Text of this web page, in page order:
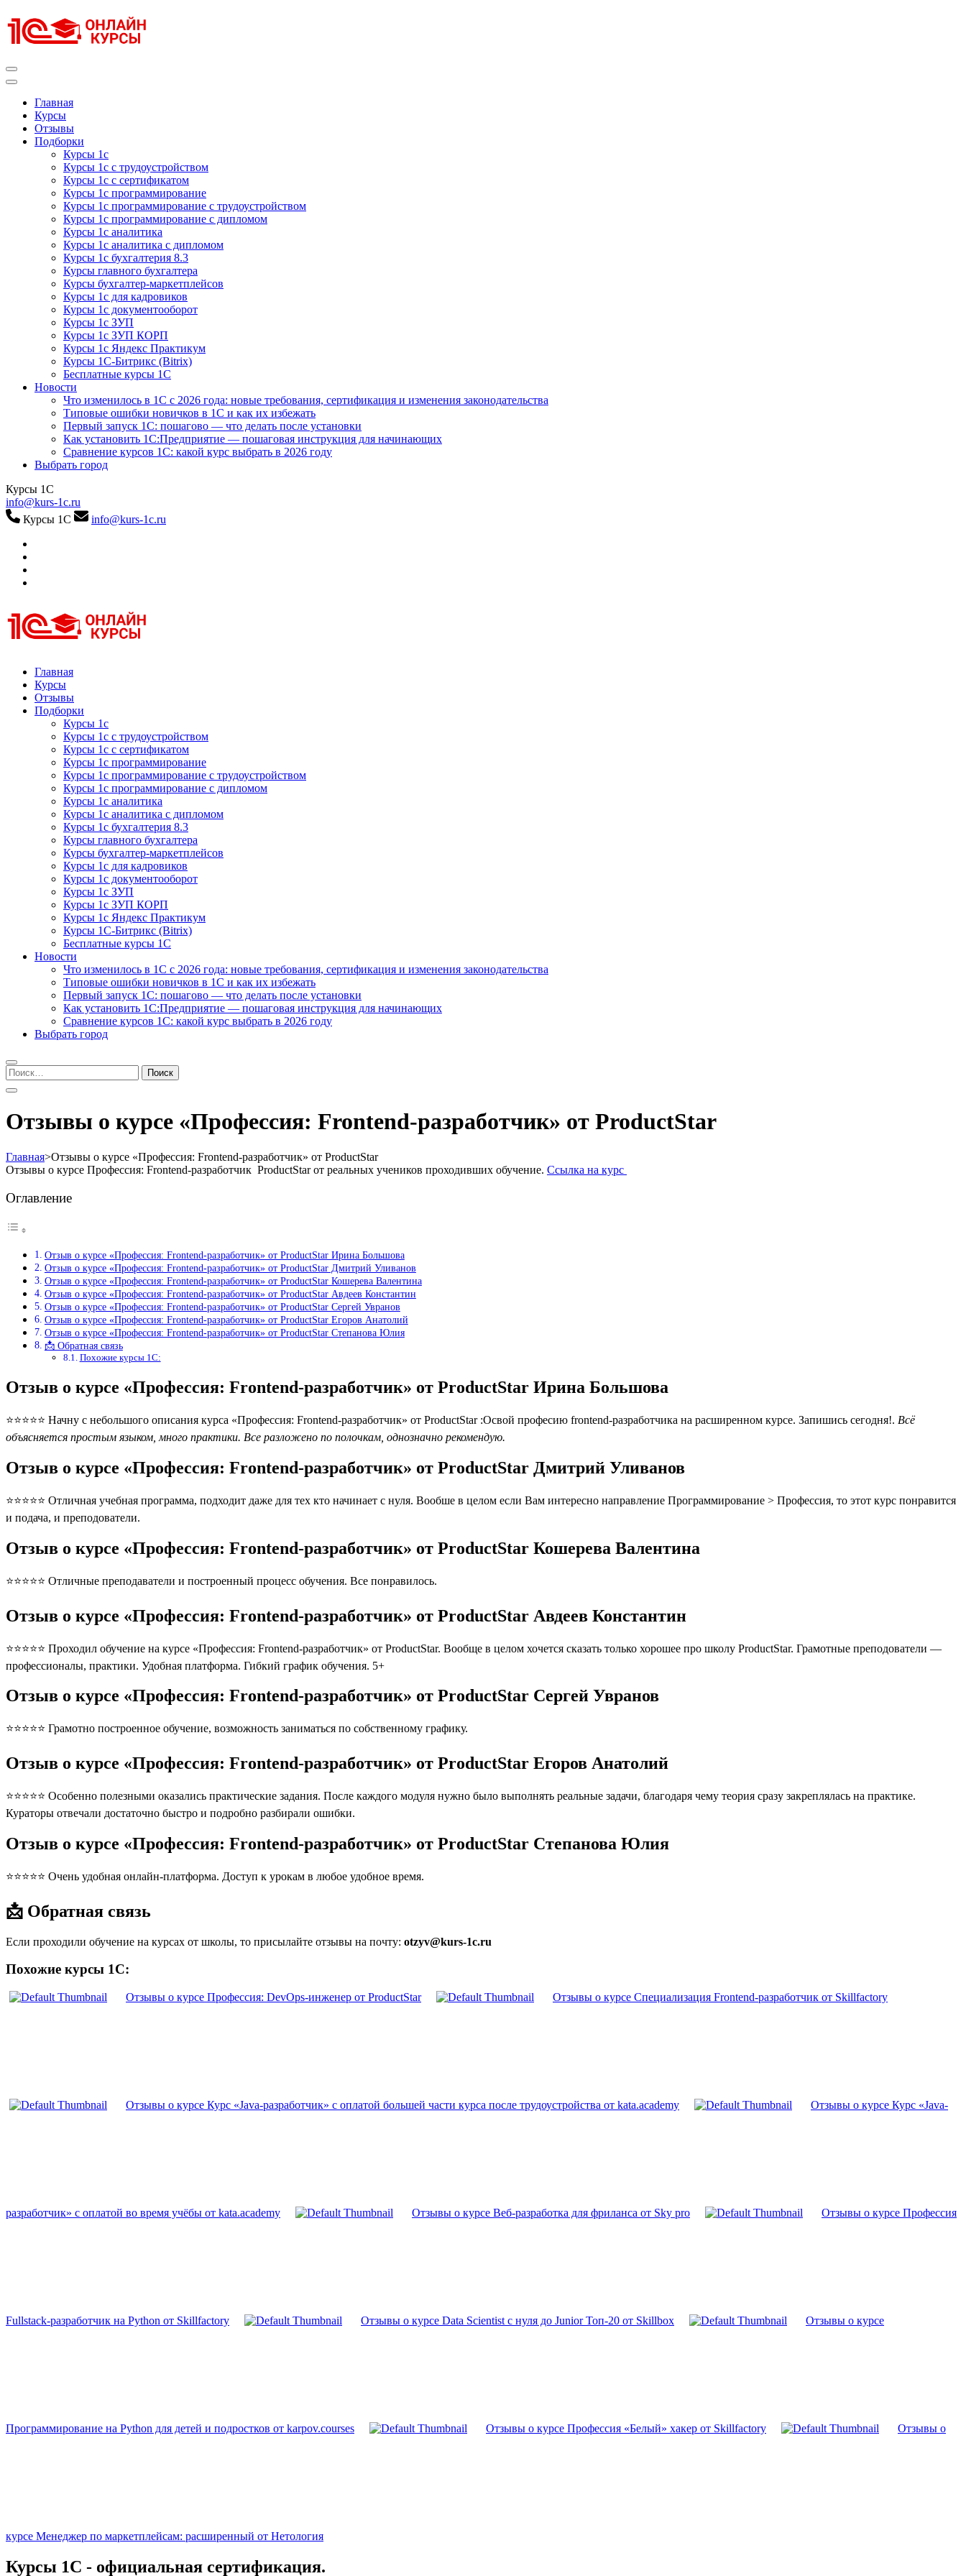
к
содержимому
Главная
Курсы
Отзывы
Подборки
Курсы 1с
Курсы 1с с трудоустройством
Курсы 1с с сертификатом
Курсы 1с программирование
Курсы 1с программирование с трудоустройством
Курсы 1с программирование с дипломом
Курсы 1с аналитика
Курсы 1с аналитика с дипломом
Курсы 1с бухгалтерия 8.3
Курсы главного бухгалтера
Курсы бухгалтер-маркетплейсов
Курсы 1с для кадровиков
Курсы 1с документооборот
Курсы 1с ЗУП
Курсы 1с ЗУП КОРП
Курсы 1с Яндекс Практикум
Курсы 1С-Битрикс (Bitrix)
Бесплатные курсы 1С
Новости
Что изменилось в 1С с 2026 года: новые требования, сертификация и изменения законодательства
Типовые ошибки новичков в 1С и как их избежать
Первый запуск 1С: пошагово — что делать после установки
Как установить 1С:Предприятие — пошаговая инструкция для начинающих
Сравнение курсов 1С: какой курс выбрать в 2026 году
Выбрать город
Курсы 1С
info@kurs-1c.ru
Курсы 1С
info@kurs-1c.ru
Курсы 1С
Курсы 1С официальная сертификация
Главная
Курсы
Отзывы
Подборки
Курсы 1с
Курсы 1с с трудоустройством
Курсы 1с с сертификатом
Курсы 1с программирование
Курсы 1с программирование с трудоустройством
Курсы 1с программирование с дипломом
Курсы 1с аналитика
Курсы 1с аналитика с дипломом
Курсы 1с бухгалтерия 8.3
Курсы главного бухгалтера
Курсы бухгалтер-маркетплейсов
Курсы 1с для кадровиков
Курсы 1с документооборот
Курсы 1с ЗУП
Курсы 1с ЗУП КОРП
Курсы 1с Яндекс Практикум
Курсы 1С-Битрикс (Bitrix)
Бесплатные курсы 1С
Новости
Что изменилось в 1С с 2026 года: новые требования, сертификация и изменения законодательства
Типовые ошибки новичков в 1С и как их избежать
Первый запуск 1С: пошагово — что делать после установки
Как установить 1С:Предприятие — пошаговая инструкция для начинающих
Сравнение курсов 1С: какой курс выбрать в 2026 году
Выбрать город
Найти:
Отзывы о курсе «Профессия: Frontend-разработчик» от ProductStar
Главная>Отзывы о курсе «Профессия: Frontend-разработчик» от ProductStar
Отзывы о курсе Профессия: Frontend-разработчик ProductStar от реальных учеников проходивших обучение. Ссылка на курс
Оглавление
Отзыв о курсе «Профессия: Frontend-разработчик» от ProductStar Ирина Большова
Отзыв о курсе «Профессия: Frontend-разработчик» от ProductStar Дмитрий Уливанов
Отзыв о курсе «Профессия: Frontend-разработчик» от ProductStar Кошерева Валентина
Отзыв о курсе «Профессия: Frontend-разработчик» от ProductStar Авдеев Константин
Отзыв о курсе «Профессия: Frontend-разработчик» от ProductStar Сергей Увранов
Отзыв о курсе «Профессия: Frontend-разработчик» от ProductStar Егоров Анатолий
Отзыв о курсе «Профессия: Frontend-разработчик» от ProductStar Степанова Юлия
📩 Обратная связь
Похожие курсы 1С:
Отзыв о курсе «Профессия: Frontend-разработчик» от ProductStar Ирина Большова
⭐⭐⭐⭐⭐ Начну с небольшого описания курса «Профессия: Frontend-разработчик» от ProductStar :Освой професию frontend-разработчика на расширенном курсе. Запишись сегодня!. Всё
объясняется простым языком, много практики. Все разложено по полочкам, однозначно рекомендую.
Отзыв о курсе «Профессия: Frontend-разработчик» от ProductStar Дмитрий Уливанов
⭐⭐⭐⭐⭐ Отличная учебная программа, подходит даже для тех кто начинает с нуля. Вообше в целом если Вам интересно направление Программирование > Профессия, то этот курс понравится
и подача, и преподователи.
Отзыв о курсе «Профессия: Frontend-разработчик» от ProductStar Кошерева Валентина
⭐⭐⭐⭐⭐ Отличные преподаватели и построенный процесс обучения. Все понравилось.
Отзыв о курсе «Профессия: Frontend-разработчик» от ProductStar Авдеев Константин
⭐⭐⭐⭐⭐ Проходил обучение на курсе «Профессия: Frontend-разработчик» от ProductStar. Вообще в целом хочется сказать только хорошее про школу ProductStar. Грамотные преподователи —
профессионалы, практики. Удобная платформа. Гибкий график обучения. 5+
Отзыв о курсе «Профессия: Frontend-разработчик» от ProductStar Сергей Увранов
⭐⭐⭐⭐⭐ Грамотно построенное обучение, возможность заниматься по собственному графику.
Отзыв о курсе «Профессия: Frontend-разработчик» от ProductStar Егоров Анатолий
⭐⭐⭐⭐⭐ Особенно полезными оказались практические задания. После каждого модуля нужно было выполнять реальные задачи, благодаря чему теория сразу закреплялась на практике.
Кураторы отвечали достаточно быстро и подробно разбирали ошибки.
Отзыв о курсе «Профессия: Frontend-разработчик» от ProductStar Степанова Юлия
⭐⭐⭐⭐⭐ Очень удобная онлайн-платформа. Доступ к урокам в любое удобное время.
📩 Обратная связь
Если проходили обучение на курсах от школы, то присылайте отзывы на почту: otzyv@kurs-1c.ru
Похожие курсы 1С:
Отзывы о курсе Профессия: DevOps-инженер от ProductStar Отзывы о курсе Специализация Frontend-разработчик от Skillfactory
Отзывы о курсе Курс «Java-разработчик» с оплатой большей части курса после трудоустройства от kata.academy Отзывы о курсе Курс «Java-
разработчик» с оплатой во время учёбы от kata.academy Отзывы о курсе Веб-разработка для фриланса от Sky pro Отзывы о курсе Профессия
Fullstack-разработчик на Python от Skillfactory Отзывы о курсе Data Scientist с нуля до Junior Топ-20 от Skillbox Отзывы о курсе
Программирование на Python для детей и подростков от karpov.courses Отзывы о курсе Профессия «Белый» хакер от Skillfactory Отзывы о
курсе Менеджер по маркетплейсам: расширенный от Нетология
Курсы 1С - официальная сертификация.